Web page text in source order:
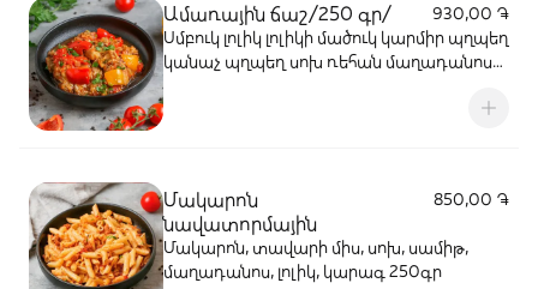
Ամառային ճաշ/250 գր/
930,00 ֏
Սմբուկ լոլիկ լոլիկի մածուկ կարմիր պղպեղ
կանաչ պղպեղ սոխ ռեհան մաղադանոս
Մակարոն
նավատորմային
850,00 ֏
Մակարոն, տավարի միս, սոխ, սամիթ,
մաղադանոս, լոլիկ, կարագ 250գր